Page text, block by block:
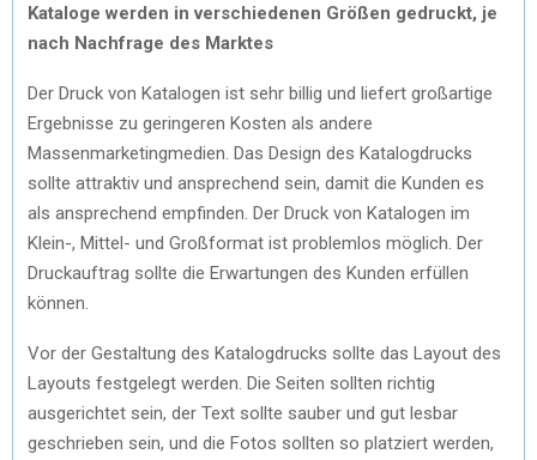
Kataloge werden in verschiedenen Größen gedruckt, je
nach Nachfrage des Marktes
Der Druck von Katalogen ist sehr billig und liefert großartige
Ergebnisse zu geringeren Kosten als andere
Massenmarketingmedien. Das Design des Katalogdrucks
sollte attraktiv und ansprechend sein, damit die Kunden es
als ansprechend empfinden. Der Druck von Katalogen im
Klein-, Mittel- und Großformat ist problemlos möglich. Der
Druckauftrag sollte die Erwartungen des Kunden erfüllen
können.
Vor der Gestaltung des Katalogdrucks sollte das Layout des
Layouts festgelegt werden. Die Seiten sollten richtig
ausgerichtet sein, der Text sollte sauber und gut lesbar
geschrieben sein, und die Fotos sollten so platziert werden,